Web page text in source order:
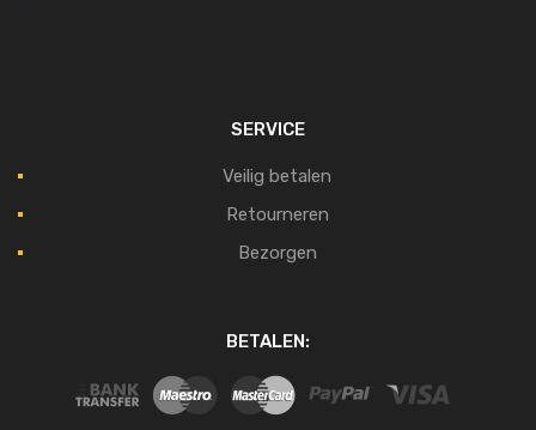
SERVICE
Veilig betalen
Retourneren
Bezorgen
BETALEN: